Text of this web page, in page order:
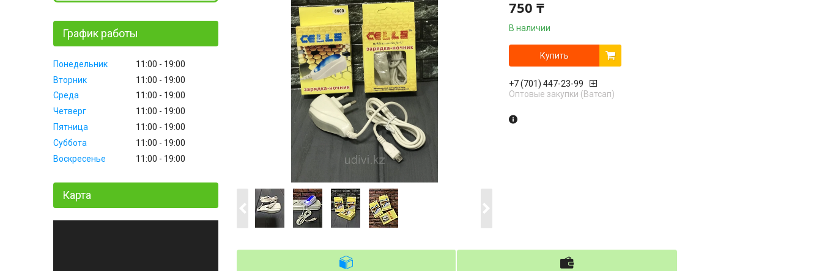
750 ₸
В наличии
Купить
+7 (701) 447-23-99
Оптовые закупки (Ватсап)
График работы
Понедельник 11:00
19:00
Вторник
11:00
19:00
Среда
11:00
19:00
Четверг
11:00
19:00
Пятница
11:00
19:00
Суббота
11:00
19:00
Воскресенье
11:00 19:00
Карта